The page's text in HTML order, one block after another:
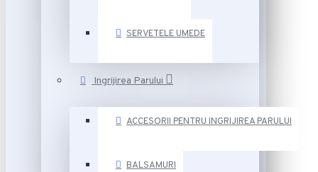
SERVETELE UMEDE
Ingrijirea Parului
ACCESORII PENTRU INGRIJIREA PARULUI
BALSAMURI